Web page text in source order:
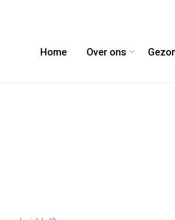
Home Over ons